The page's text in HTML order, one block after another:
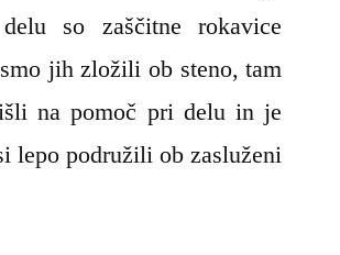
so zaščitne rokavice
jih zložili ob steno, tam
na pomoč pri delu in je
lepo podružili ob zasluženi